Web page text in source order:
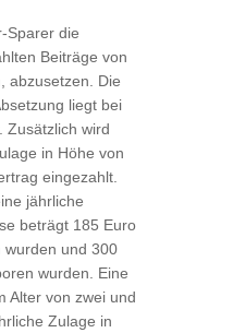
Sparer die
Beiträge von
abzusetzen. Die
liegt bei
Zusätzlich wird
in Höhe von
eingezahlt.
jährliche
beträgt 185 Euro
wurden und 300
wurden. Eine
Alter von zwei und
Zulage in